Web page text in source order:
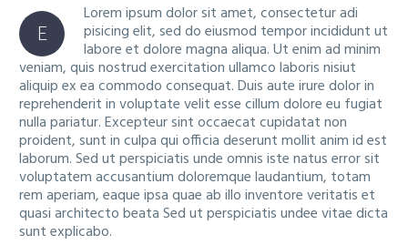
E
Lorem ipsum dolor sit amet, consectetur adi
pisicing elit, sed do eiusmod tempor incididunt ut
labore et dolore magna aliqua. Ut enim ad minim
veniam, quis nostrud exercitation ullamco laboris nisiut
aliquip ex ea commodo consequat. Duis aute irure dolor in
reprehenderit in voluptate velit esse cillum dolore eu fugiat
nulla pariatur. Excepteur sint occaecat cupidatat non
proident, sunt in culpa qui officia deserunt mollit anim id est
laborum. Sed ut perspiciatis unde omnis iste natus error sit
voluptatem accusantium doloremque laudantium, totam
rem aperiam, eaque ipsa quae ab illo inventore veritatis et
quasi architecto beata Sed ut perspiciatis undee vitae dicta
sunt explicabo.